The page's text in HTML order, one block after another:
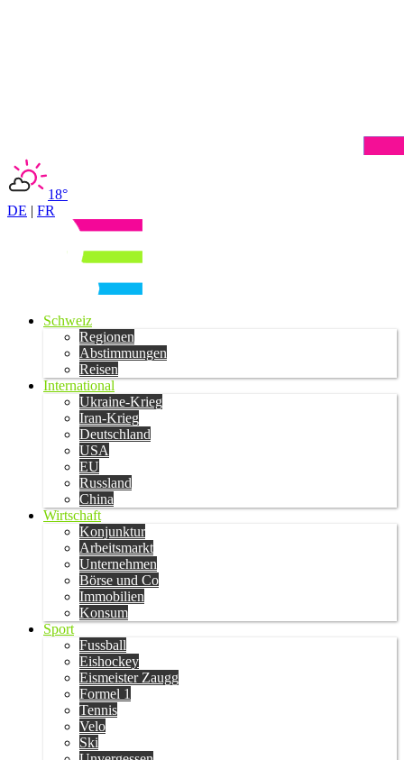
18°
DE | FR
Schweiz
Regionen
Abstimmungen
Reisen
International
Ukraine-Krieg
Iran-Krieg
Deutschland
USA
EU
Russland
China
Wirtschaft
Konjunktur
Arbeitsmarkt
Unternehmen
Börse und Co
Immobilien
Konsum
Sport
Fussball
Eishockey
Eismeister Zaugg
Formel 1
Tennis
Velo
Ski